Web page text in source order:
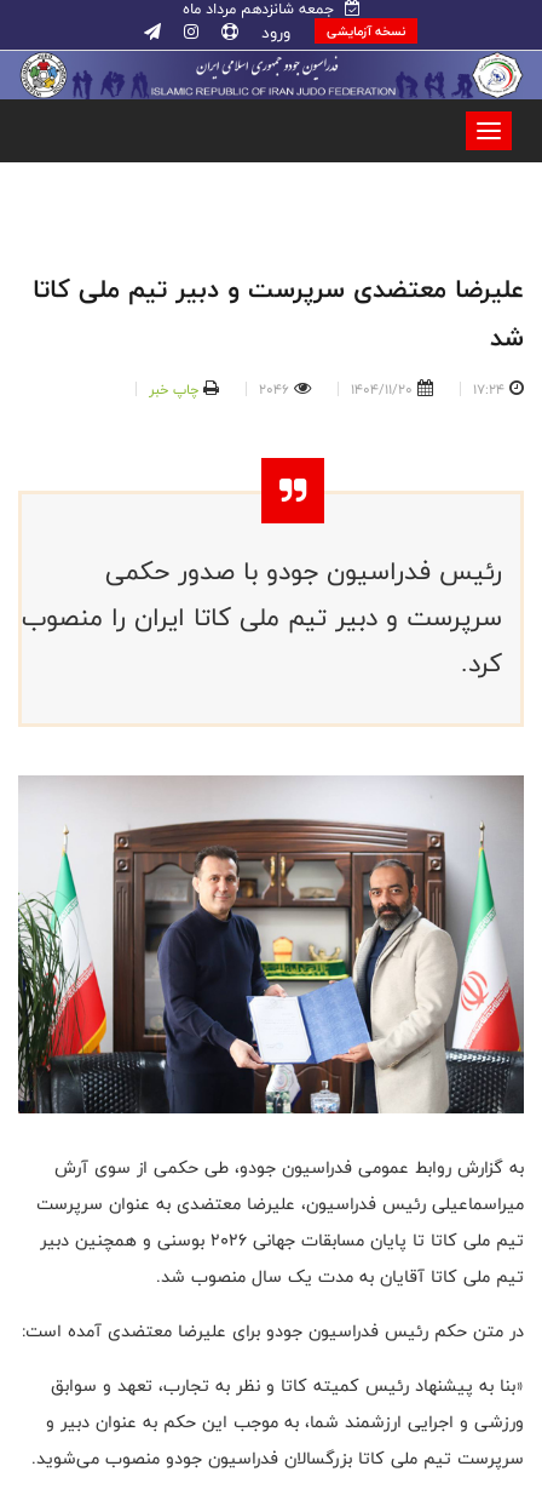
جمعه شانزدهم مرداد ماه
نسخه آزمایشی ورود
علیرضا معتضدی سرپرست و دبیر تیم ملی کاتا
شد
17:24
1404/11/20
2046 چاپ خبر
رئیس فدراسیون جودو با صدور حکمی
سرپرست و دبیر تیم ملی کاتا ایران را منصوب
کرد.
به گزارش روابط عمومی فدراسیون جودو، طی حکمی از سوی آرش
میراسماعیلی رئیس فدراسیون، علیرضا معتضدی به عنوان سرپرست
تیم ملی کاتا تا پایان مسابقات جهانی ۲۰۲۶ بوسنی و همچنین دبیر
تیم ملی کاتا آقایان به مدت یک سال منصوب شد.
در متن حکم رئیس فدراسیون جودو برای علیرضا معتضدی آمده است:
«بنا به پیشنهاد رئیس کمیته کاتا و نظر به تجارب، تعهد و سوابق
ورزشی و اجرایی ارزشمند شما، به موجب این حکم به عنوان دبیر و
سرپرست تیم ملی کاتا بزرگسالان فدراسیون جودو منصوب می‌شوید.